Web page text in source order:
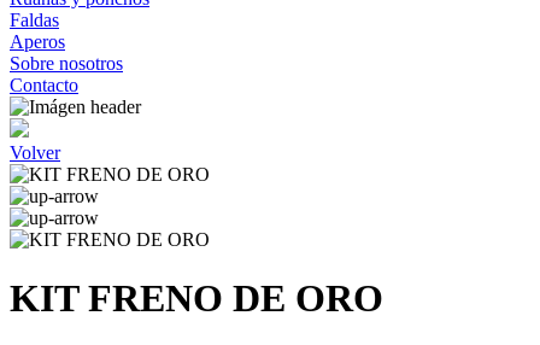
Faldas
Aperos
Sobre nosotros
Contacto
Volver
KIT FRENO DE ORO